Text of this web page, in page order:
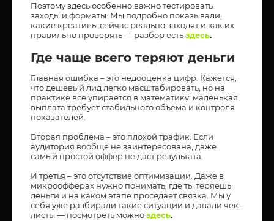
Поэтому здесь особенно важно тестировать
заходы и форматы. Мы подробно показывали,
какие креативы сейчас реально заходят и как их
правильно проверять — разбор естьздесь.
Где чаще всего теряют деньги
Главная ошибка – это недооценка цифр. Кажется,
что дешевый лид легко масштабировать, но на
практике все упирается в математику: маленькая
выплата требует стабильного объема и контроля
показателей.
Вторая проблема – это плохой трафик. Если
аудитория вообще не заинтересована, даже
самый простой оффер не даст результата.
И третья – это отсутствие оптимизации. Даже в
микроофферах нужно понимать, где ты теряешь
деньги и на каком этапе проседает связка. Мы у
себя уже разбирали такие ситуации и давали чек-
листы — посмотреть можноздесь.